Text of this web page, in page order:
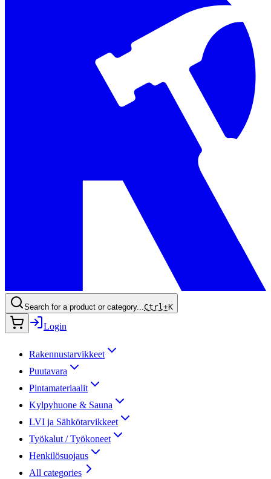
Search for a product or category...Ctrl+K
Login
Rakennustarvikkeet
Puutavara
Pintamateriaalit
Kylpyhuone & Sauna
LVI ja Sähkötarvikkeet
Työkalut / Työkoneet
Henkilösuojaus
All categories